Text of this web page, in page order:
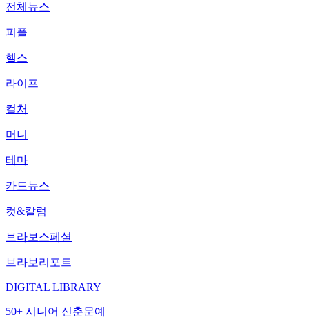
전체뉴스
피플
헬스
라이프
컬처
머니
테마
카드뉴스
컷&칼럼
브라보스페셜
브라보리포트
DIGITAL LIBRARY
50+ 시니어 신춘문예